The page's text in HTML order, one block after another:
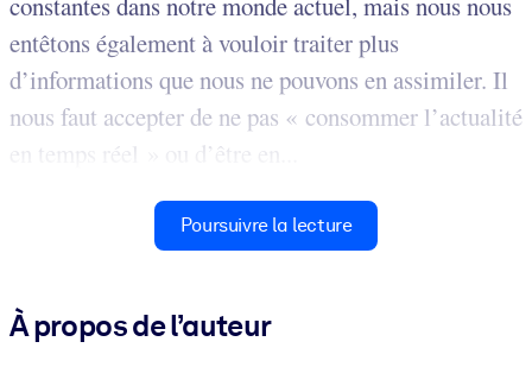
entêtons également à vouloir traiter plus
d’informations que nous ne pouvons en assimiler. Il
nous faut accepter de ne pas « consommer l’actualité
en temps réel » ou d’être en...
Poursuivre la lecture
À propos de l’auteur